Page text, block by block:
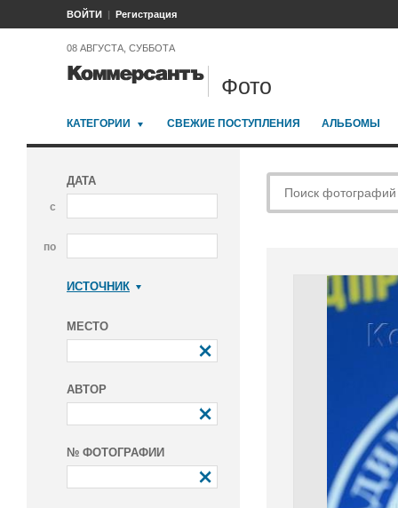
ВОЙТИ Регистрация
08 АВГУСТА, СУББОТА
Фото
КАТЕГОРИИ СВЕЖИЕ ПОСТУПЛЕНИЯ АЛЬБОМЫ
ДАТА
с
по
ИСТОЧНИК
МЕСТО
АВТОР
№ ФОТОГРАФИИ